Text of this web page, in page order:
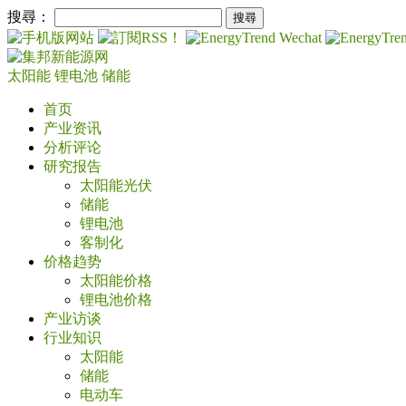
搜尋：
太阳能 锂电池 储能
首页
产业资讯
分析评论
研究报告
太阳能光伏
储能
锂电池
客制化
价格趋势
太阳能价格
锂电池价格
产业访谈
行业知识
太阳能
储能
电动车